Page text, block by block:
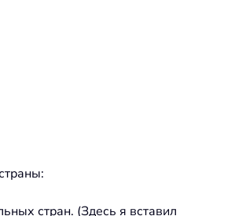
стран. (Здесь я вставил